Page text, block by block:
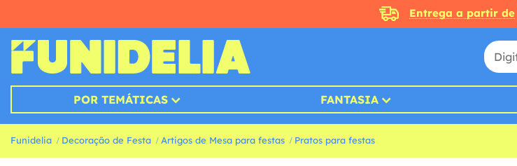
Entrega a partir de
POR TEMÁTICAS FANTASIA
Funidelia Decoração de Festa Artigos de Mesa para festas Pratos para festas